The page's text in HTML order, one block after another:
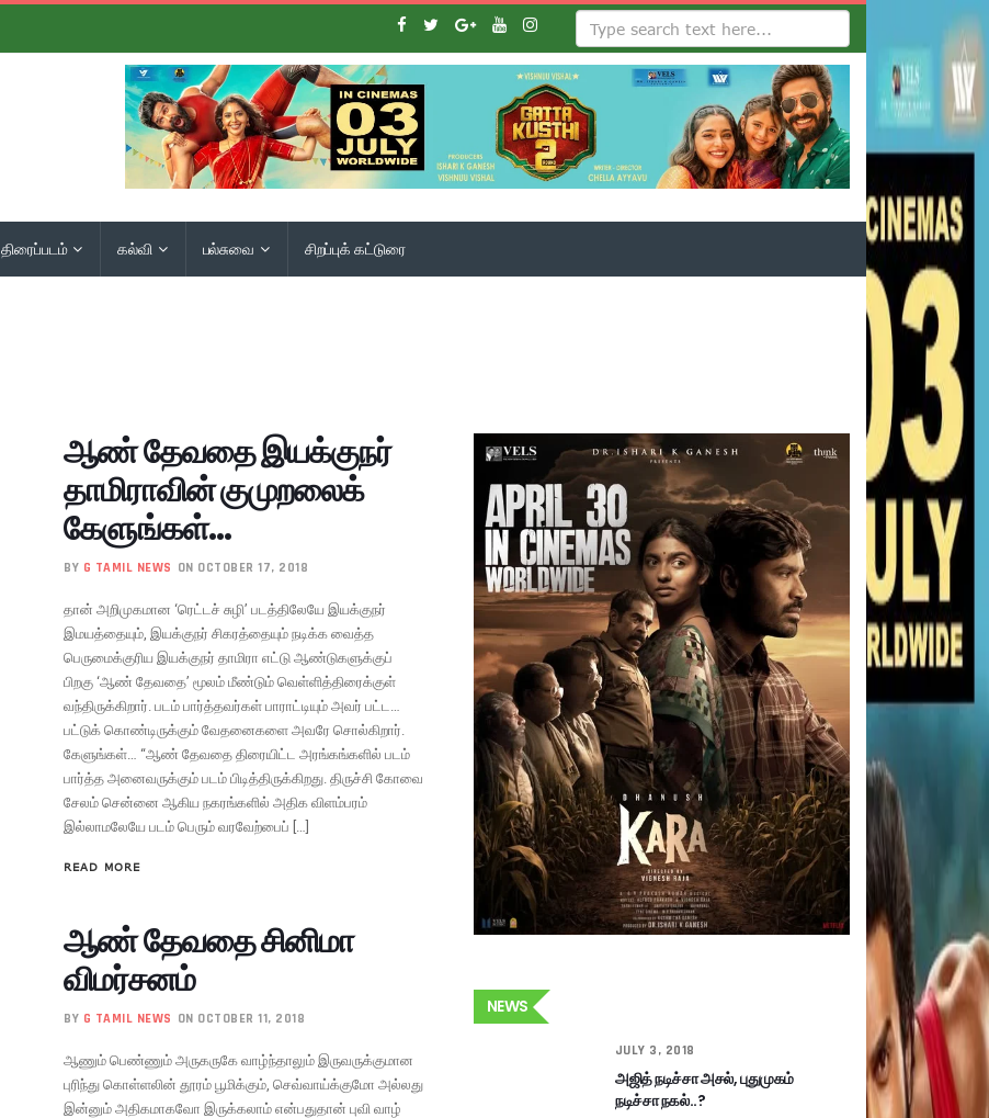
திரைப்படம் கல்வி பல்சுவை சிறப்புக் கட்டுரை
ஆண் தேவதை இயக்குநர்
தாமிராவின் குமுறலைக்
கேளுங்கள்…
BY G TAMIL NEWS ON OCTOBER 17, 2018
தான் அறிமுகமான ‘ரெட்டச் சுழி’ படத்திலேயே இயக்குநர்
இமயத்தையும், இயக்குநர் சிகரத்தையும் நடிக்க வைத்த
பெருமைக்குரிய இயக்குநர் தாமிரா எட்டு ஆண்டுகளுக்குப்
பிறகு ‘ஆண் தேவதை’ மூலம் மீண்டும் வெள்ளித்திரைக்குள்
வந்திருக்கிறார். படம் பார்த்தவர்கள் பாராட்டியும் அவர் பட்ட…
பட்டுக் கொண்டிருக்கும் வேதனைகளை அவரே சொல்கிறார்.
கேளுங்கள்… “ஆண் தேவதை திரையிட்ட அரங்கங்களில் படம்
பார்த்த அனைவருக்கும் படம் பிடித்திருக்கிறது. திருச்சி கோவை
சேலம் சென்னை ஆகிய நகரங்களில் அதிக விளம்பரம்
இல்லாமலேயே படம் பெரும் வரவேற்பைப் […]
READ MORE
ஆண் தேவதை சினிமா
விமர்சனம்
BY G TAMIL NEWS ON OCTOBER 11, 2018
ஆணும் பெண்ணும் அருகருகே வாழ்ந்தாலும் இருவருக்குமான
புரிந்து கொள்ளலின் தூரம் பூமிக்கும், செவ்வாய்க்குமோ அல்லது
இன்னும் அதிகமாகவோ இருக்கலாம் என்பதுதான் புவி வாழ்
NEWS
JULY 3, 2018
அஜித் நடிச்சா அசல், புதுமுகம்
நடிச்சா நகல்..?